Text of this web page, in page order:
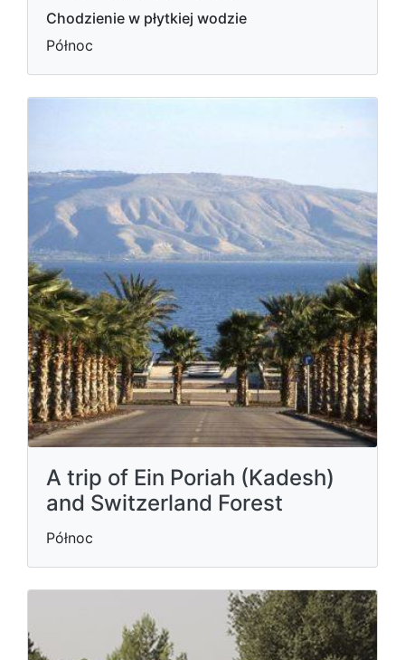
Chodzienie w płytkiej wodzie
Północ
A trip of Ein Poriah (Kadesh)
and Switzerland Forest
Północ